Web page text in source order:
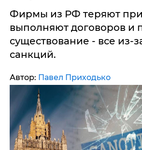
Фирмы из РФ теряют
выполняют договоров и
существование - все из-
санкций.
Автор: Павел Приходько